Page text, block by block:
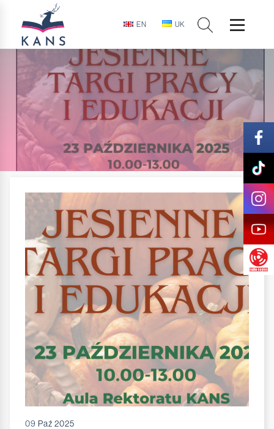
EN UK
09 Paź 2025